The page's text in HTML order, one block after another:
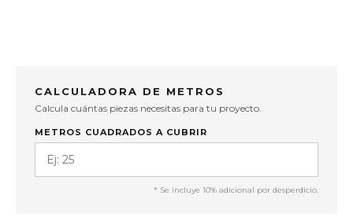
CALCULADORA DE METROS
Calcula cuántas piezas necesitas para tu proyecto.
METROS CUADRADOS A CUBRIR
* Se incluye 10% adicional por desperdicio.